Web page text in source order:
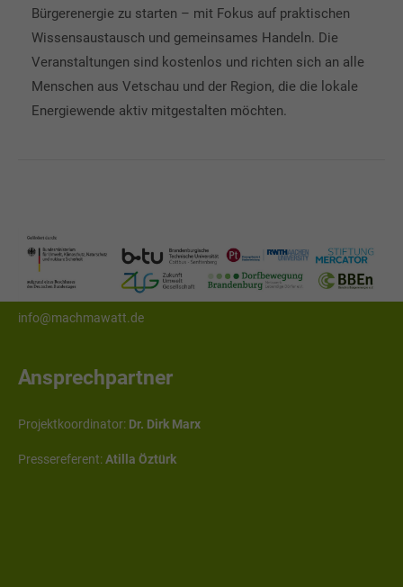
Bürgerenergie zu starten – mit Fokus auf praktischen
Wissensaustausch und gemeinsames Handeln. Die
Veranstaltungen sind kostenlos und richten sich an alle
Menschen aus Vetschau und der Region, die die lokale
Energiewende aktiv mitgestalten möchten.
Kontaktieren Sie uns:
Anschrift
Fakultaet V, Raum 526, Lehrgebäude 10,
Erich-Weinert-Straße 1
03046 Cottbus
info@machmawatt.de
Ansprechpartner
Projektkoordinator: Dr. Dirk Marx
Pressereferent:Atilla Öztürk